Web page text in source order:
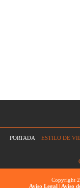
PORTADA ESTILO DE
Copyright
Aviso Legal |
Aviso